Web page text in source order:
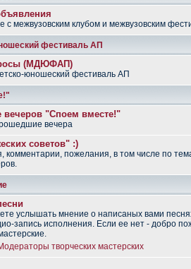
с межвузовским клубом и межвузовским
фестиваль АП
(МДЮФАП)
юношеский фестиваль АП
вечеров "Споем вместе!"
вечера
советов" :)
комментарии, пожелания, в том числе по
услышать мнение о написаных вами
запись исполнения. Если ее нет - добро
творческих мастерских